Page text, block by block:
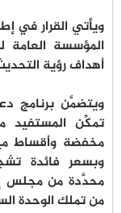
ويأتي القرار في
المؤسسة العامة
أهداف رؤية
ويتضمَّن برنامج
تمكِّن المستفيد
مخفضة وأقساط
وبسعر فائدة
محدَّدة من مجلس
من تملك الوحدة